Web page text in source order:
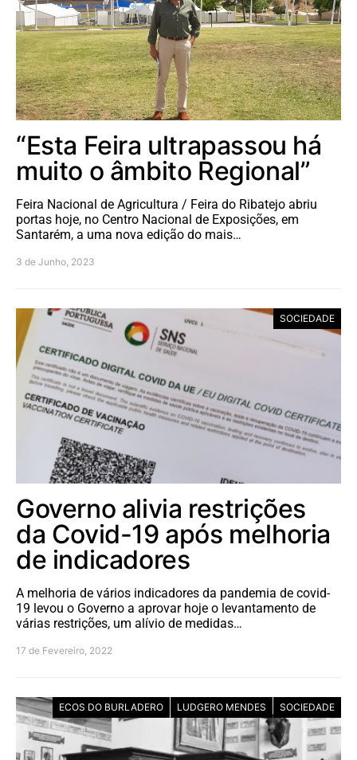
“Esta Feira ultrapassou há
muito o âmbito Regional”
Feira Nacional de Agricultura / Feira do Ribatejo abriu
portas hoje, no Centro Nacional de Exposições, em
Santarém, a uma nova edição do mais…
3 de Junho, 2023
SOCIEDADE
Governo alivia restrições
da Covid-19 após melhoria
de indicadores
A melhoria de vários indicadores da pandemia de covid-
19 levou o Governo a aprovar hoje o levantamento de
várias restrições, um alívio de medidas…
17 de Fevereiro, 2022
ECOS DO BURLADERO LUDGERO MENDES SOCIEDADE